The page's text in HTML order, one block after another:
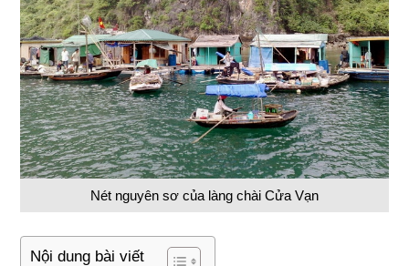
Nét nguyên sơ của làng chài Cửa Vạn
Nội dung bài viết